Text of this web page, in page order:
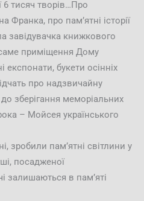
6 тисяч творів…Про
Франка, про пам’ятні історії
завідувачка книжкового
приміщення Дому
експонати, букети осінніх
про надзвичайну
зберігання меморіальних
– Мойсея українського
зробили пам’ятні світлини у
посадженої
залишаються в пам’яті